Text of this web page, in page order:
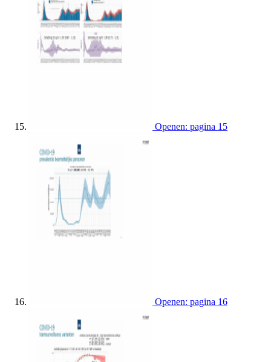
Openen: pagina 15
Openen: pagina 16